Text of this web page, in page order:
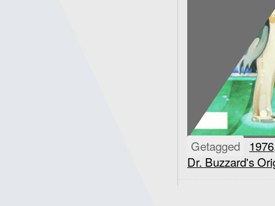
Getagged 1976
Dr. Buzzard's